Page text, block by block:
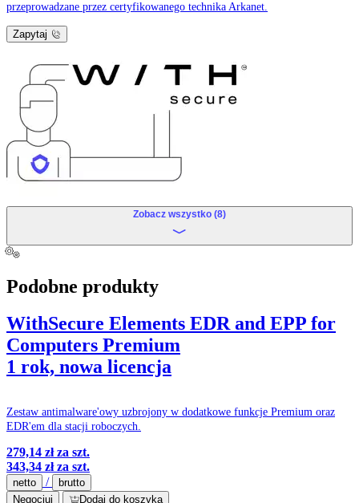
przeprowadzane przez certyfikowanego technika Arkanet.
Zapytaj
Zobacz wszystko (8)
Podobne produkty
WithSecure Elements EDR and EPP for
Computers Premium
1 rok, nowa licencja
Zestaw antimalware'owy uzbrojony w dodatkowe funkcje Premium oraz
EDR'em dla stacji roboczych.
279,14 złza szt.
343,34 złza szt.
netto /
brutto
Negocjuj
Dodaj do koszyka